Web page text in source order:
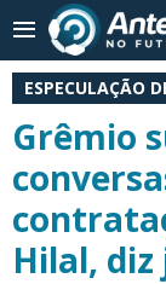
ESPECULAÇÃO
Grêmio
Hilal,